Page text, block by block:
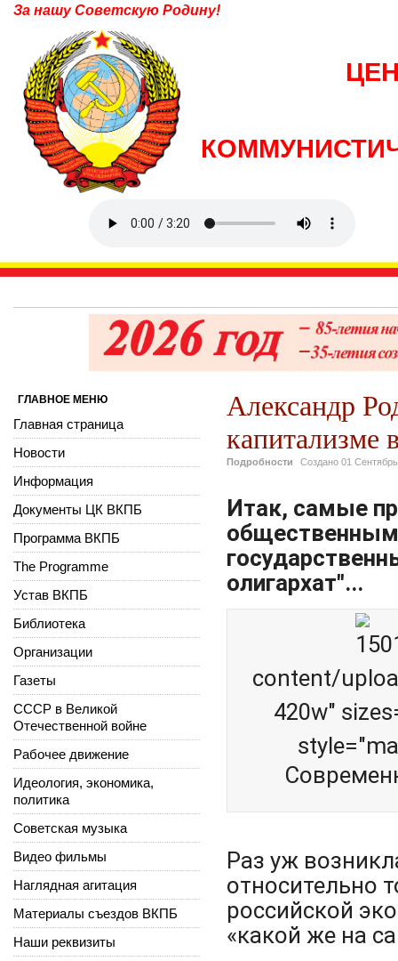
За нашу Советскую Родину!
Александр
капитализме
Подробности Создано 01
Итак, самые
общественным
олигархат"...
content/
420w"
Раз уж
относительно
российской
«какой же на
ГЛАВНОЕ МЕНЮ
Главная страница
Новости
Информация
Документы ЦК ВКПБ
Программа ВКПБ
The Programme
Устав ВКПБ
Библиотека
Организации
Газеты
СССР в Великой
Отечественной войне
Рабочее движение
Идеология, экономика,
политика
Советская музыка
Видео фильмы
Наглядная агитация
Материалы съездов ВКПБ
Наши реквизиты